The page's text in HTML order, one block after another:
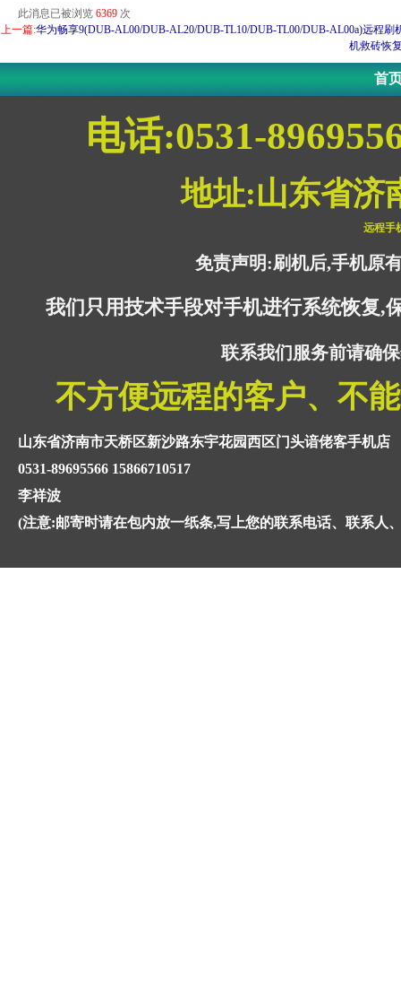
此消息已被浏览 6369 次
上一篇:华为畅享9(DUB-AL00/DUB-AL20/DUB-TL10/DUB-TL00/DUB-AL00a)远程
机救砖恢
首
电话:0531-
地址:山东省济
远程手
免责声明:刷机后,手机原
我们只用技术手段对手机进行系统恢复,
联系我们服务前请确
不方便远程的客户、不
山东省济南市天桥区新沙路东宇花园西区门头谙佬客手机店
0531-89695566 15866710517
李祥波
(注意:邮寄时请在包内放一纸条,写上您的联系电话、联系人